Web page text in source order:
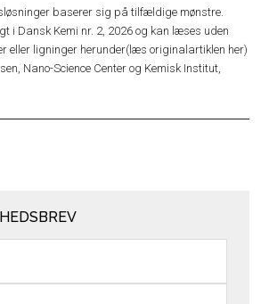
baserer sig på tilfældige mønstre.
i Dansk Kemi nr. 2, 2026 og kan læses uden
eller ligninger herunder(læs originalartiklen her)
Nano-Science Center og Kemisk Institut,